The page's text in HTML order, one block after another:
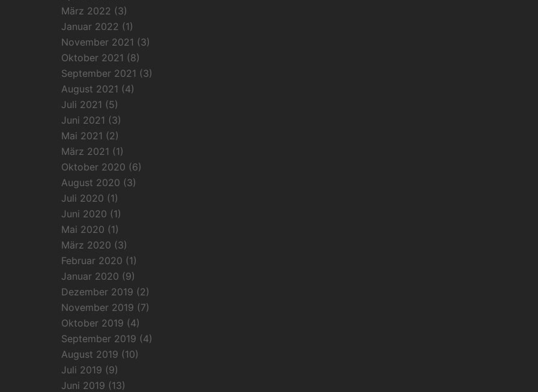
März 2022 (3)
Januar 2022 (1)
November 2021 (3)
Oktober 2021 (8)
September 2021 (3)
August 2021 (4)
Juli 2021 (5)
Juni 2021 (3)
Mai 2021 (2)
März 2021 (1)
Oktober 2020 (6)
August 2020 (3)
Juli 2020 (1)
Juni 2020 (1)
Mai 2020 (1)
März 2020 (3)
Februar 2020 (1)
Januar 2020 (9)
Dezember 2019 (2)
November 2019 (7)
Oktober 2019 (4)
September 2019 (4)
August 2019 (10)
Juli 2019 (9)
Juni 2019 (13)